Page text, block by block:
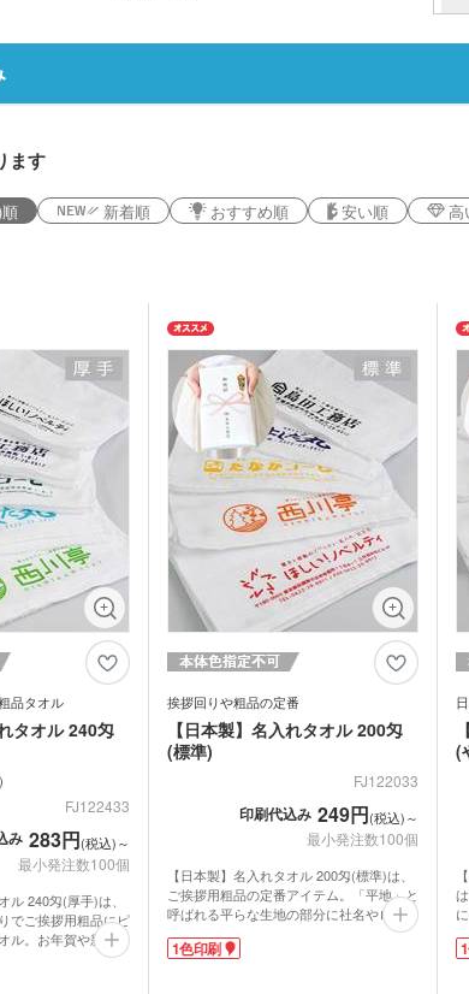
ます
順 新着順 おすすめ順 安い順 高
品タオル
タオル 240匁
FJ122433
み 283円(税込)～
最小発注数100個
ル 240匁(厚手)は、
でご挨拶用粗品にピ
ル。お年賀や新規開
ズン問わず配布でき
は「タオル産業発祥
挨拶回りや粗品の定番
【日本製】名入れタオル 200匁
(標準)
FJ122033
印刷代込み 249円(税込)～
最小発注数100個
【日本製】名入れタオル 200匁(標準)は、
ご挨拶用粗品の定番アイテム。「平地」と
呼ばれる平らな生地の部分に社名やロゴを
印刷し、PR効果を高められます。大型ラ
イブイベントや人気アーティストのオリジ
1色印刷
(
短納期エコバッグ・トート
ラス
ラー・ボトル
バインダー・クリップボー
・カードホル
れ
ケース・マルチケース
・ステーショナ
箋 ノベルティ付箋
リアファイル
ッチ・シャー
色鉛筆・鉛筆 ペンセット・文具セット
ペン
ルダー・革製
メタルキーホルダー・金属
ブラー 記念品 マグカップ
ス 記念品 バッグ
ショナリ
記念品 ボールペン・筆記
具
立て・フォト
記念品 モバイルバッテリ
ー・充電器
ケース・ネー
日傘
ェイスタオル オリジナルハンカチタオル
ンドタオル オリジナルマフラータオル
バスタオル 名入れタオル・粗品タオル
ナルタオル
電波時計
テリー・充電
タッチペン
ルスタンド イヤホン・スピーカー
ホケース スマホリング
ホ・タブレット
非常持出袋
ライト・LEDライト・懐中
電灯
レクター 防犯ブザー・ホイッスル
ー・スプーン オリジナル コースター
キッチン 消耗品
ングッズ
ーム・ピクチャ
ライト・ランタン
ボックスティ
掃除・洗濯グッズ
健康グッズ